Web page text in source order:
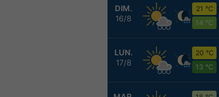
DIM.
16/8
21 °C
14 °C
LUN.
17/8
20 °C
13 °C